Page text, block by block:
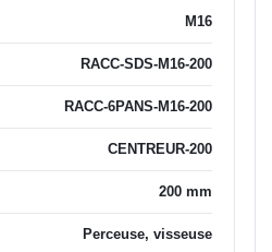
M16
RACC-SDS-M16-200
RACC-6PANS-M16-200
CENTREUR-200
200 mm
Perceuse, visseuse